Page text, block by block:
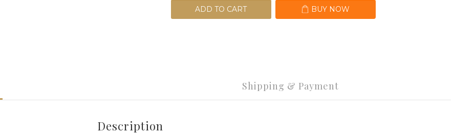
ADD TO CART BUY NOW
Shipping & Payment
Description